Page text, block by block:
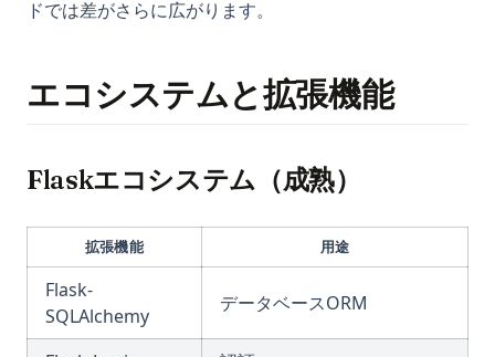
ドでは差がさらに広がります。
エコシステムと拡張機能
Flaskエコシステム（成熟）
拡張機能 用途
Flask-
SQLAlchemy
データベースORM